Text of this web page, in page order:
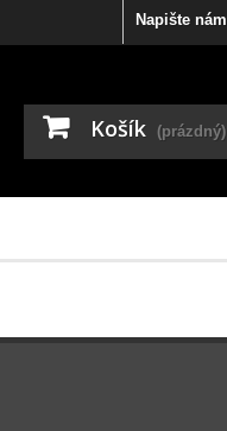
Napište nám
Košík (prázdný)